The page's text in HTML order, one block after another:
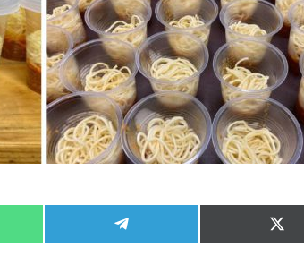
Share
on
Share
on